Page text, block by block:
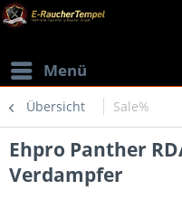
Menü
Übersicht Sale%
Ehpro Panther
Verdampfer